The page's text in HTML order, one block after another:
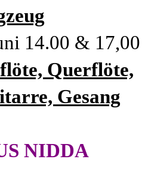
14.00 &
Querflöte,
Gesang
NIDDA